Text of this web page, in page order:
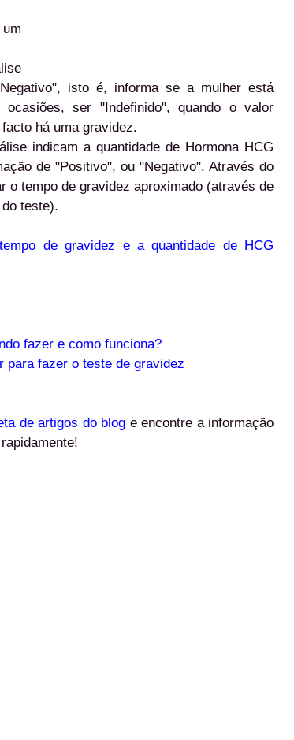
isto é, informa se a mulher está
ser "Indefinido", quando o valor
há uma gravidez.
indicam a quantidade de Hormona HCG
de "Positivo", ou "Negativo". Através do
tempo de gravidez aproximado (através de
teste).
de gravidez e a quantidade de HCG
fazer e como funciona?
para fazer o teste de gravidez
de artigos do blog e encontre a informação